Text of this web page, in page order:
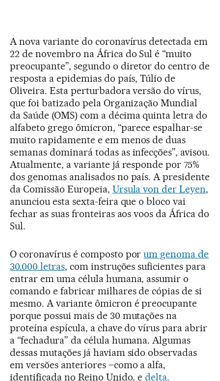
A nova variante do coronavírus detectada em
22 de novembro na África do Sul é “muito
preocupante”, segundo o diretor do centro de
resposta a epidemias do país, Túlio de
Oliveira. Esta perturbadora versão do vírus,
que foi batizado pela Organização Mundial
da Saúde (OMS) com a décima quinta letra do
alfabeto grego ômicron, “parece espalhar-se
muito rapidamente e em menos de duas
semanas dominará todas as infecções”, avisou.
Atualmente, a variante já responde por 75%
dos genomas analisados no país. A presidente
da Comissão Europeia, Ursula von der Leyen,
anunciou esta sexta-feira que o bloco vai
fechar as suas fronteiras aos voos da África do
Sul.
O coronavírus é composto porum genoma de
30.000 letras, com instruções suficientes para
entrar em uma célula humana, assumir o
comando e fabricar milhares de cópias de si
mesmo. A variante ômicron é preocupante
porque possui mais de 30 mutações na
proteína espícula, a chave do vírus para abrir
a “fechadura” da célula humana. Algumas
dessas mutações já haviam sido observadas
em versões anteriores –como a alfa,
identificada no Reino Unido, edelta,